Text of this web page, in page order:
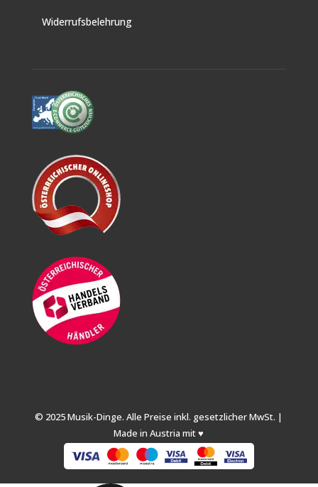
Widerrufsbelehrung
© 2025 Musik-Dinge. Alle Preise inkl. gesetzlicher MwSt. |
Made in Austria mit ♥